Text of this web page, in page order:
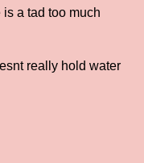
a tad too much
really hold water